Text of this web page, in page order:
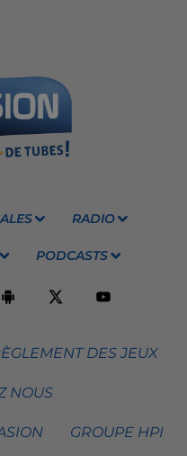
RADIO
PODCASTS
DES JEUX
NOUS
GROUPE HPI